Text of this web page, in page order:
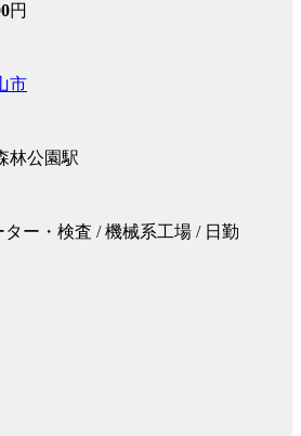
円
市
林公園駅
ー・検査 / 機械系工場 / 日勤